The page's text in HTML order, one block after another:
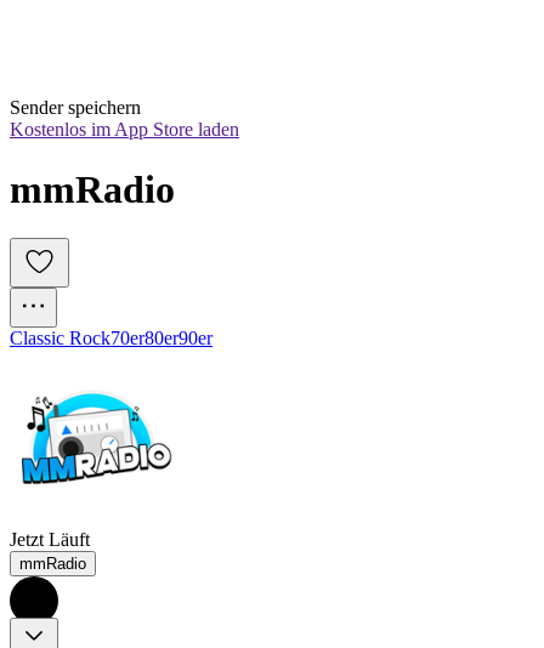
Sender speichern
Kostenlos im App Store laden
mmRadio
Classic Rock70er80er90er
Jetzt Läuft
mmRadio